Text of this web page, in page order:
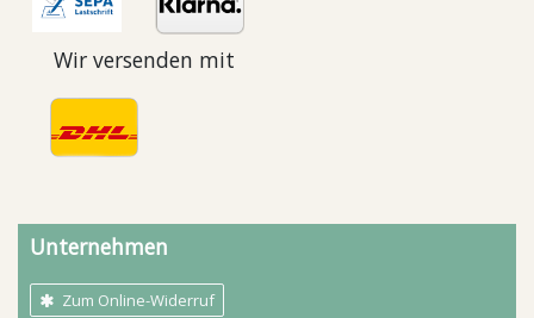
Wir versenden mit
Unternehmen
Zum Online-Widerruf